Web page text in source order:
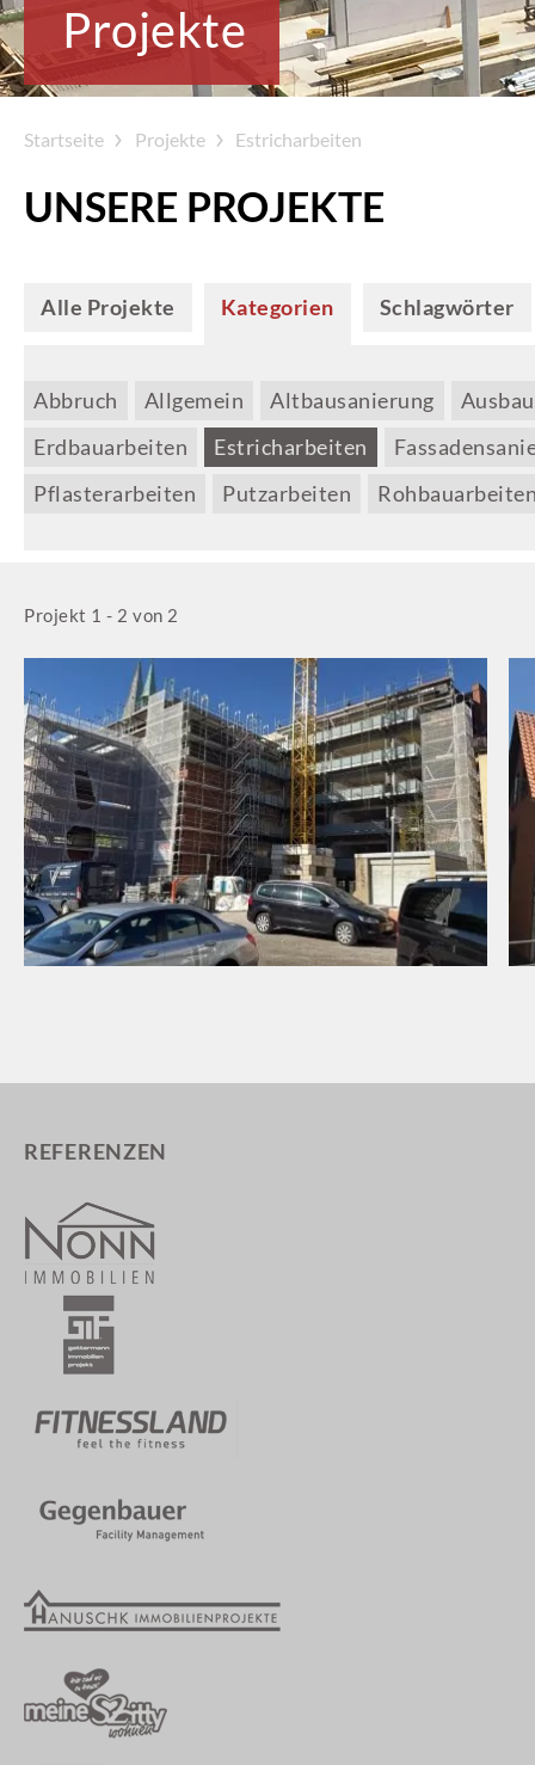
Projekte
Startseite Projekte Estricharbeiten
UNSERE PROJEKTE
Alle Projekte Kategorien Schlagwörter
Abbruch Allgemein Altbausanierung
Ausbau
Erdbauarbeiten
Estricharbeiten
Pflasterarbeiten
Putzarbeiten
Projekt 1 - 2 von 2
REFERENZEN